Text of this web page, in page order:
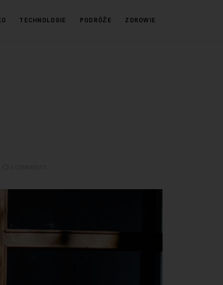
TECHNOLOGIE PODRÓŻE ZDROWIE